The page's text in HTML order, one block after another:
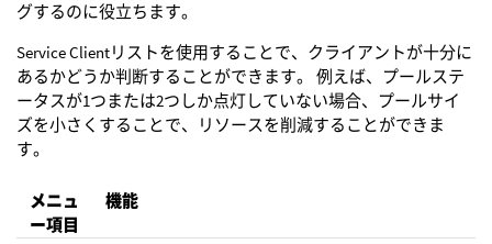
グするのに役立ちます。
Service Clientリストを使用することで、クライアントが十分に
あるかどうか判断することができます。 例えば、プールステ
ータスが1つまたは2つしか点灯していない場合、プールサイ
ズを小さくすることで、リソースを削減することができま
す。
メニュ
ー項目
機能